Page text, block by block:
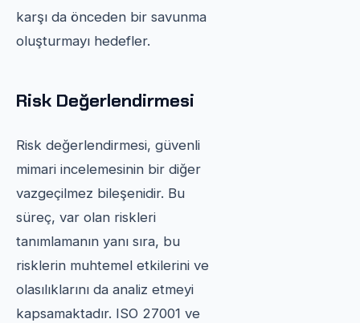
karşı da önceden bir savunma
oluşturmayı hedefler.
Risk Değerlendirmesi
Risk değerlendirmesi, güvenli
mimari incelemesinin bir diğer
vazgeçilmez bileşenidir. Bu
süreç, var olan riskleri
tanımlamanın yanı sıra, bu
risklerin muhtemel etkilerini ve
olasılıklarını da analiz etmeyi
kapsamaktadır. ISO 27001 ve